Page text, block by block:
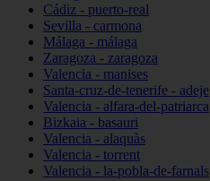
Cádiz - puerto-real
Sevilla - carmona
Málaga - málaga
Zaragoza - zaragoza
Valencia - manises
Santa-cruz-de-tenerife - adeje
Valencia - alfara-del-patriarca
Bizkaia - basauri
Valencia - alaquàs
Valencia - torrent
Valencia - la-pobla-de-farnals